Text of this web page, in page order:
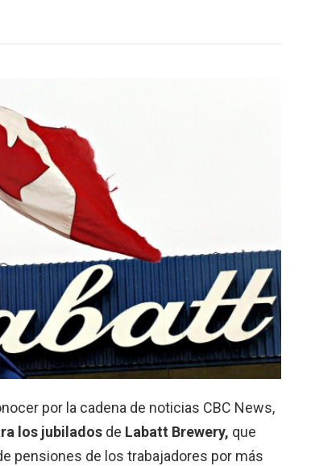
por la cadena de noticias CBC News,
los jubilados de Labatt Brewery, que
pensiones de los trabajadores por más